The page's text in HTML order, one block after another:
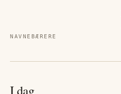
NAVNEBÆRERE
I dag